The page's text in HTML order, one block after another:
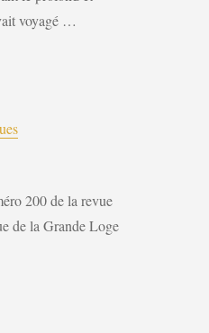
voyagé …
voyagent les hasards objectifs »
200 de la revue
de la Grande Loge